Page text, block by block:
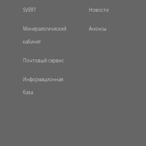
SVERT
Минералогический
кабинет
Почтовый сервис
Информационная
база
Новости
Анонсы